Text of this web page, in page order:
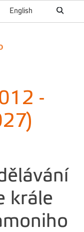
English
-
krále